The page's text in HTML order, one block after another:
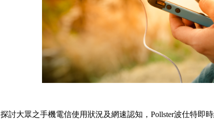
討大眾之手機電信使用狀況及網速認知，Pollster波仕特即